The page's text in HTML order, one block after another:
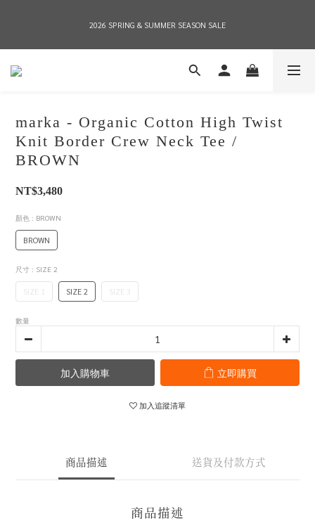
2026 SPRING & SUMMER SEASON SALE
2026 SPRING & SUMMER SEASON SALE
全店消費滿NT$8,000 享有7-11店到店免運費，NT$10,000店到店與宅配到府免運費
2026 SPRING & SUMMER SEASON SALE
marka - Organic Cotton High Twist
Knit Border Crew Neck Tee /
BROWN
NT$3,480
顏色 : BROWN
BROWN
尺寸 : SIZE 2
SIZE 1 SIZE 2 SIZE 3
數量
加入購物車 立即購買
加入追蹤清單
商品描述 送貨及付款方式
商品描述